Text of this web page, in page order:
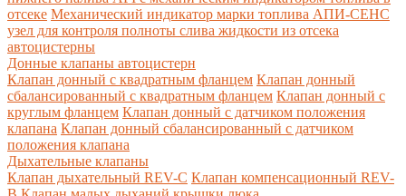
отсеке Механический индикатор марки топлива АПИ-СЕНС
узел для контроля полноты слива жидкости из отсека
автоцистерны
Донные клапаны автоцистерн
Клапан донный с квадратным фланцем Клапан донный
сбалансированный с квадратным фланцем Клапан донный с
круглым фланцем Клапан донный с датчиком положения
клапана Клапан донный сбалансированный с датчиком
положения клапана
Дыхательные клапаны
Клапан дыхательный REV-C Клапан компенсационный REV-